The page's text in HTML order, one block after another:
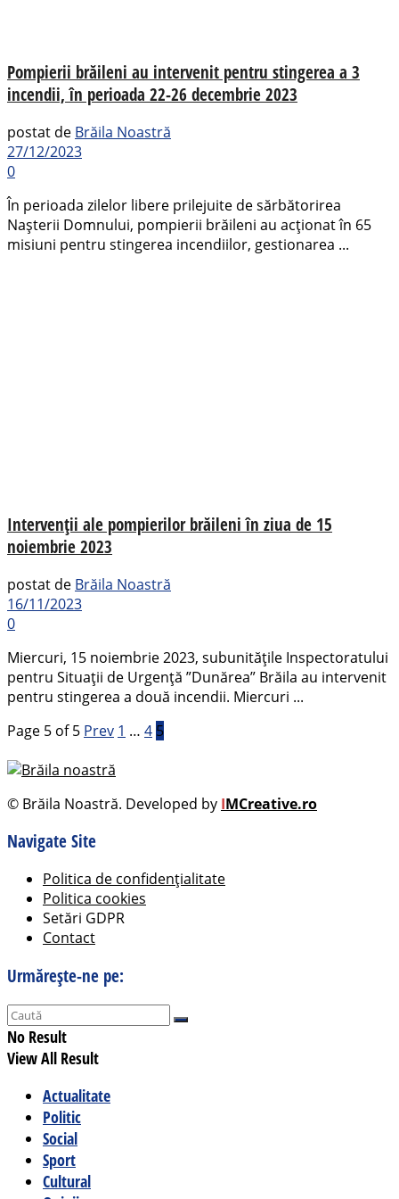
Pompierii brăileni au intervenit pentru stingerea a 3
incendii, în perioada 22-26 decembrie 2023
postat de Brăila Noastră
27/12/2023
0
În perioada zilelor libere prilejuite de sărbătorirea
Nașterii Domnului, pompierii brăileni au acționat în 65
misiuni pentru stingerea incendiilor, gestionarea ...
Intervenții ale pompierilor brăileni în ziua de 15
noiembrie 2023
postat de Brăila Noastră
16/11/2023
0
Miercuri, 15 noiembrie 2023, subunitățile Inspectoratului
pentru Situații de Urgență ”Dunărea” Brăila au intervenit
pentru stingerea a două incendii. Miercuri ...
Page 5 of 5 Prev 1 … 4 5
© Brăila Noastră. Developed by IMCreative.ro
Navigate Site
Politica de confidențialitate
Politica cookies
Setări GDPR
Contact
Urmărește-ne pe:
No Result
View All Result
Actualitate
Politic
Social
Sport
Cultural